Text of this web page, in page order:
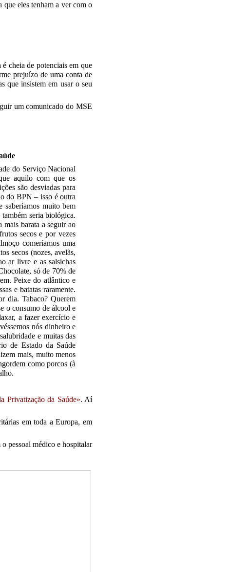
eles tenham a ver com o
cheia de potenciais em que
prejuízo de uma conta de
que insistem em usar o seu
um comunicado do MSE
do Serviço Nacional
aquilo com que os
são desviadas para
do BPN – isso é outra
saberíamos muito bem
seria biológica.
barata a seguir ao
secos e por vezes
comeríamos uma
secos (nozes, avelãs,
ar livre e as salsichas
só de 70% de
Peixe do atlântico e
e batatas raramente.
dia. Tabaco? Querem
o consumo de álcool e
a fazer exercício e
nós dinheiro e
e muitas das
de Estado da Saúde
mais, muito menos
como porcos (à
Privatização da Saúde». Aí
em toda a Europa, em
pessoal médico e hospitalar